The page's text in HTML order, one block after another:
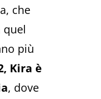
che
quel
più
Kira è
, dove